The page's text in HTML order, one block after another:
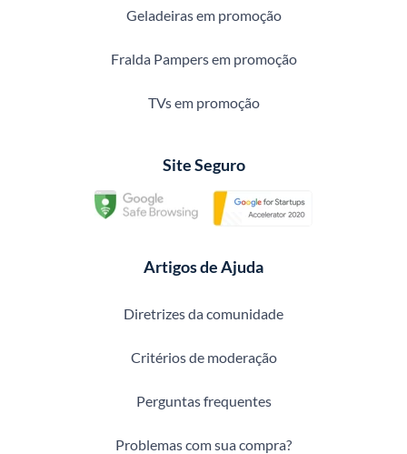
Geladeiras em promoção
Fralda Pampers em promoção
TVs em promoção
Site Seguro
Artigos de Ajuda
Diretrizes da comunidade
Critérios de moderação
Perguntas frequentes
Problemas com sua compra?